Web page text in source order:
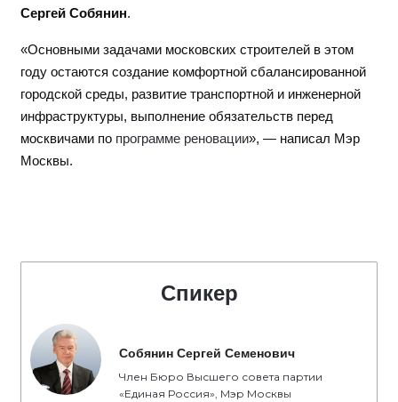
Сергей Собянин.
«Основными задачами московских строителей в этом
году остаются создание комфортной сбалансированной
городской среды, развитие транспортной и инженерной
инфраструктуры, выполнение обязательств перед
москвичами по программе реновации», — написал Мэр
Москвы.
Спикер
Собянин Сергей Семенович
Член Бюро Высшего совета партии
«Единая Россия», Мэр Москвы